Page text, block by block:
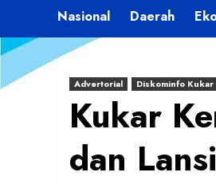
Nasional Daerah
Advertorial Diskominfo Kukar
Kukar
dan